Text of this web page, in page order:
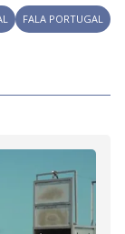
FALA PORTUGAL